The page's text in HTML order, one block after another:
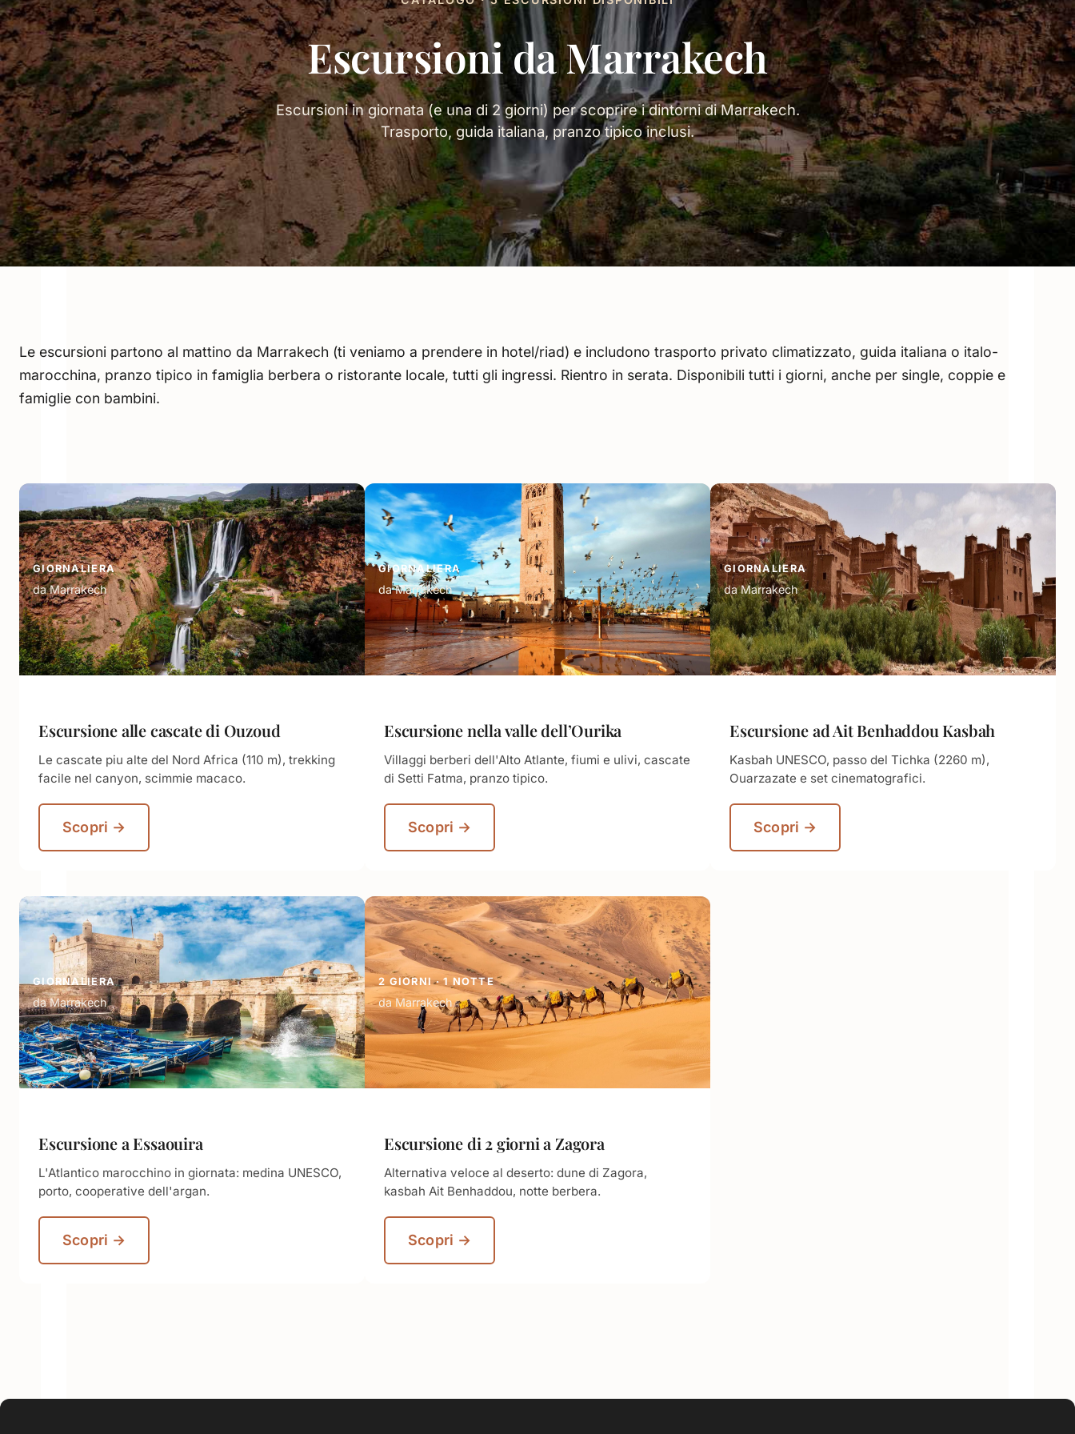
Escursioni da Marrakech
Escursioni in giornata (e una di 2 giorni) per scoprire i dintorni di Marrakech.
Trasporto, guida italiana, pranzo tipico inclusi.
Le escursioni partono al mattino da Marrakech (ti veniamo a prendere in hotel/riad) e includono trasporto privato climatizzato, guida italiana o italo-
marocchina, pranzo tipico in famiglia berbera o ristorante locale, tutti gli ingressi. Rientro in serata. Disponibili tutti i giorni, anche per single, coppie e
famiglie con bambini.
GIORNALIERA
da Marrakech
Escursione alle cascate di Ouzoud
Le cascate piu alte del Nord Africa (110 m), trekking
facile nel canyon, scimmie macaco.
Scopri →
GIORNALIERA
da Marrakech
Escursione nella valle dell’Ourika
Villaggi berberi dell'Alto Atlante, fiumi e ulivi, cascate
di Setti Fatma, pranzo tipico.
Scopri →
GIORNALIERA
da Marrakech
Escursione ad Ait Benhaddou Kasbah
Kasbah UNESCO, passo del Tichka (2260 m),
Ouarzazate e set cinematografici.
Scopri →
GIORNALIERA
da Marrakech
Escursione a Essaouira
L'Atlantico marocchino in giornata: medina UNESCO,
porto, cooperative dell'argan.
Scopri →
2 GIORNI · 1 NOTTE
da Marrakech
Escursione di 2 giorni a Zagora
Alternativa veloce al deserto: dune di Zagora,
kasbah Ait Benhaddou, notte berbera.
Scopri →